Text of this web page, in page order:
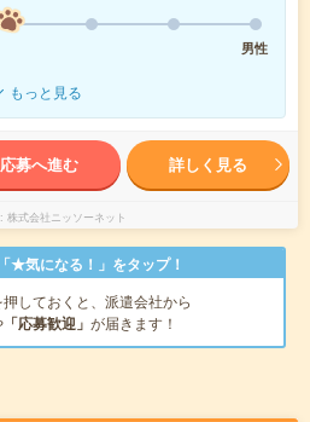
男性
もっと見る
応募へ進む 詳しく見る
株式会社ニッソーネット
★気になる！」をタップ！
押しておくと、派遣会社から
「応募歓迎」 が届きます！